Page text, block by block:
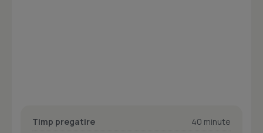
Timp pregatire
40 minute